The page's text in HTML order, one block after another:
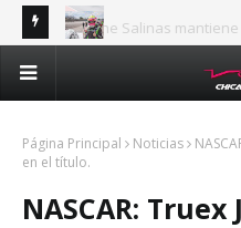
Jasmine Salinas
confirma su crecimiento en
INTERNACIONAL
Majo Rodríguez apunta
Challenge Series
Página Principal Noticias
en el título.
NASCAR: